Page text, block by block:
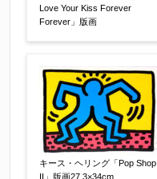
ご住所 【必須】
Love Your Kiss Forever
Forever」版画
キース・ヘリング「Pop Shop
II」版画27.3×34cm